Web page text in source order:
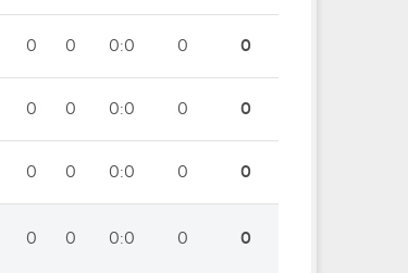
0 0 0:0 0 0
0 0 0:0 0 0
0 0 0:0 0 0
0 0 0:0 0 0